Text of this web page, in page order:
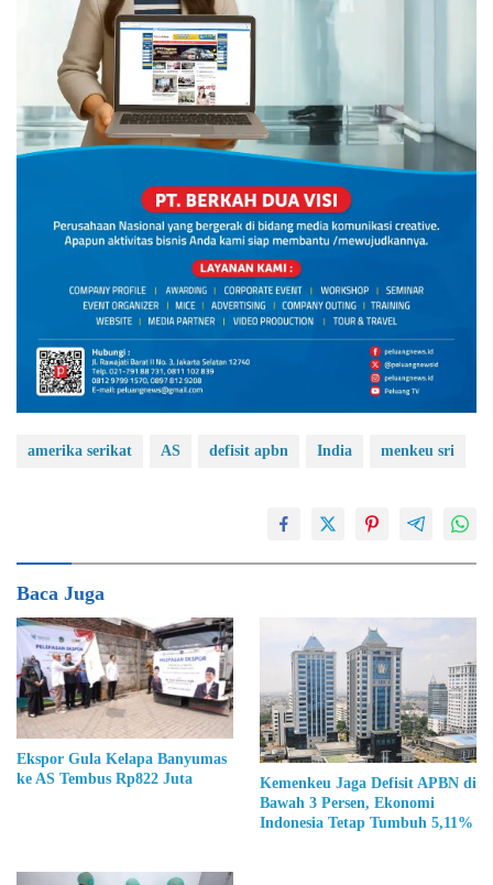
amerika serikat AS defisit apbn India menkeu sri
Baca Juga
Ekspor Gula Kelapa Banyumas
ke AS Tembus Rp822 Juta
Kemenkeu Jaga Defisit APBN di
Bawah 3 Persen, Ekonomi
Indonesia Tetap Tumbuh 5,11%